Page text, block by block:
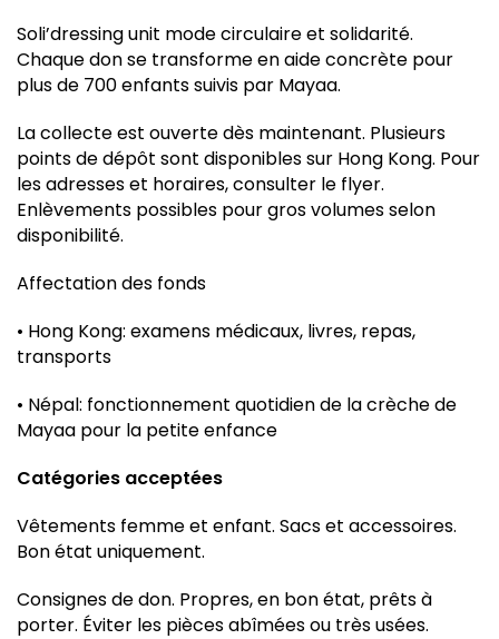
Soli’dressing unit mode circulaire et solidarité.
Chaque don se transforme en aide concrète pour
plus de 700 enfants suivis par Mayaa.
La collecte est ouverte dès maintenant. Plusieurs
points de dépôt sont disponibles sur Hong Kong. Pour
les adresses et horaires, consulter le flyer.
Enlèvements possibles pour gros volumes selon
disponibilité.
Affectation des fonds
• Hong Kong: examens médicaux, livres, repas,
transports
• Népal: fonctionnement quotidien de la crèche de
Mayaa pour la petite enfance
Catégories acceptées
Vêtements femme et enfant. Sacs et accessoires.
Bon état uniquement.
Consignes de don. Propres, en bon état, prêts à
porter. Éviter les pièces abîmées ou très usées.